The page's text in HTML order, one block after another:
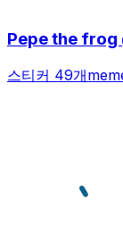
Pepe the
스티커 49개